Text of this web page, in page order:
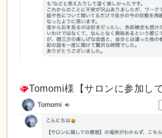
Tomomi様【サロンに参加し